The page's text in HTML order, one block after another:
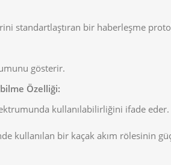
standartlaştıran bir haberleşme
gösterir.
Özelliği:
kullanılabilirliğini ifade eder.
kullanılan bir kaçak akım rölesinin